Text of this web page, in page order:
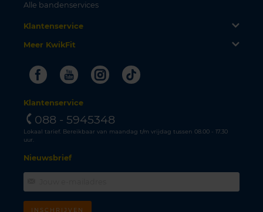
Alle bandenservices
Klantenservice
Meer KwikFit
FacebookYoutubeInstagram
Tiktok
Klantenservice
088 - 5945348
Lokaal tarief. Bereikbaar van maandag t/m vrijdag tussen 08.00 - 17.30
uur.
Nieuwsbrief
INSCHRIJVEN